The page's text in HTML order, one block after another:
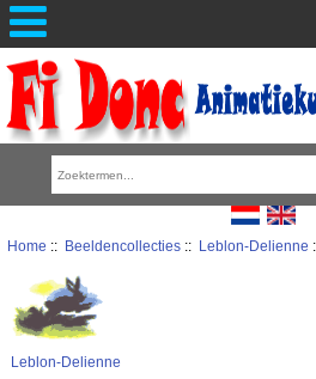
Home :: Beeldencollecties:: Leblon-Delienne
Leblon-Delienne